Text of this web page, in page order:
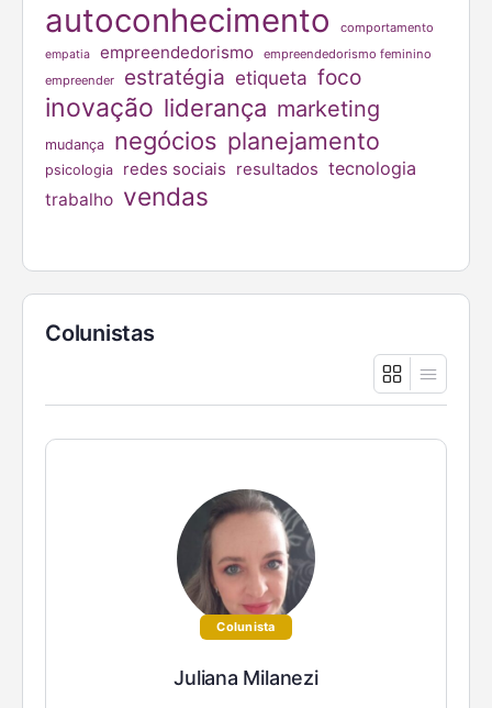
autoconhecimento comportamento
empatia empreendedorismo
empreendedorismo feminino
empreender
estratégia etiqueta foco
inovação liderança marketing
mudança negócios planejamento
psicologia redes sociais resultados tecnologia
trabalho vendas
Colunistas
Colunista
Juliana Milanezi